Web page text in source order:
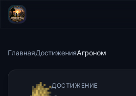
ГлавнаяДостиженияАгроном
ДОСТИЖЕНИЕ